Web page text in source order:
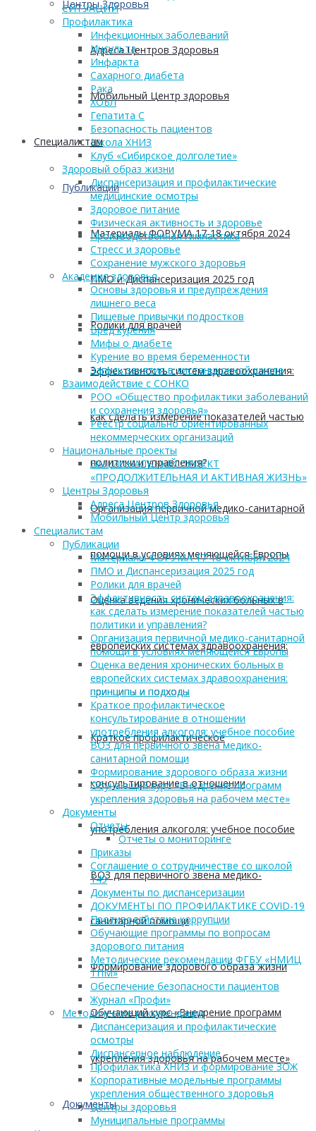
Центры Здоровья
Адреса Центров Здоровья
Мобильный Центр здоровья
Cпециалистам
Публикации
Материалы ФОРУМА 17-18 октября 2024
ПМО и Диспансеризация 2025 год
Ролики для врачей
Эффективность систем здравоохранения:
как сделать измерение показателей частью
политики и управления?
Организация первичной медико-санитарной
помощи в условиях меняющейся Европы
Оценка ведения хронических больных в
европейских системах здравоохранения:
принципы и подходы
Краткое профилактическое
консультирование в отношении
употребления алкоголя: учебное пособие
ВОЗ для первичного звена медико-
санитарной помощи
Формирование здорового образа жизни
Обучающий курс «Внедрение программ
укрепления здоровья на рабочем месте»
Документы
СИТУАЦИЙ
Профилактика
Инфекционных заболеваний
Инсульта
Инфаркта
Сахарного диабета
Рака
ХОБЛ
Гепатита С
Безопасность пациентов
Школа ХНИЗ
Клуб «Сибирское долголетие»
Здоровый образ жизни
Диспансеризация и профилактические
медицинские осмотры
Здоровое питание
Физическая активность и здоровье
Производственная гимнастика
Стресс и здоровье
Сохранение мужского здоровья
Академия здоровья
Основы здоровья и предупреждения
лишнего веса
Пищевые привычки подростков
Вред курения
Мифы о диабете
Курение во время беременности
Запись занятия в дистанционной школе
Взаимодействие с СОНКО
РОО «Общество профилактики заболеваний
и сохранения здоровья»
Реестр социально ориентированных
некоммерческих организаций
Национальные проекты
НАЦИОНАЛЬНЫЙ ПРОЕКТ
«ПРОДОЛЖИТЕЛЬНАЯ И АКТИВНАЯ ЖИЗНЬ»
Центры Здоровья
Адреса Центров Здоровья
Мобильный Центр здоровья
Cпециалистам
Публикации
Материалы ФОРУМА 17-18 октября 2024
ПМО и Диспансеризация 2025 год
Ролики для врачей
Эффективность систем здравоохранения:
как сделать измерение показателей частью
политики и управления?
Организация первичной медико-санитарной
помощи в условиях меняющейся Европы
Оценка ведения хронических больных в
европейских системах здравоохранения:
принципы и подходы
Краткое профилактическое
консультирование в отношении
употребления алкоголя: учебное пособие
ВОЗ для первичного звена медико-
санитарной помощи
Формирование здорового образа жизни
Обучающий курс «Внедрение программ
укрепления здоровья на рабочем месте»
Документы
Отчеты
Отчеты о мониторинге
Приказы
Соглашение о сотрудничестве со школой
149
Документы по диспансеризации
ДОКУМЕНТЫ ПО ПРОФИЛАКТИКЕ COVID-19
Противодействие коррупции
Обучающие программы по вопросам
здорового питания
Методические рекомендации ФГБУ «НМИЦ
ТПМ»
Обеспечение безопасности пациентов
Журнал «Профи»
Методические рекомендации
Диспансеризация и профилактические
осмотры
Диспансерное наблюдение
Профилактика ХНИЗ и формирование ЗОЖ
Корпоративные модельные программы
укрепления общественного здоровья
Центры здоровья
Муниципальные программы